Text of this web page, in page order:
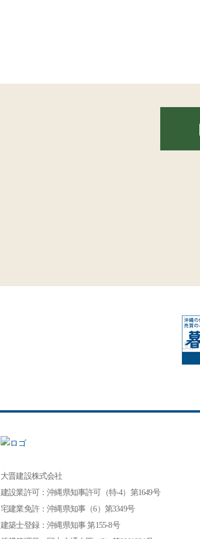
大晋建設株式会社
建設業許可：沖縄県知事許可（特-4）第1649号
宅建業免許：沖縄県知事（6）第3349号
建築士登録：沖縄県知事 第155-8号